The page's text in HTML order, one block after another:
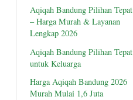
Aqiqah Bandung Pilihan Tepat
– Harga Murah & Layanan
Lengkap 2026
Aqiqah Bandung Pilihan Tepat
untuk Keluarga
Harga Aqiqah Bandung 2026
Murah Mulai 1,6 Juta